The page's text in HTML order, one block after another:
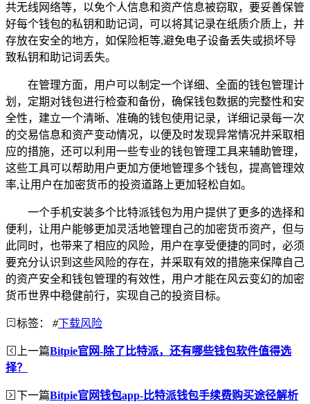
共无线网络等，以免个人信息和资产信息被窃取，要妥善保管
好每个钱包的私钥和助记词，可以将其记录在纸质介质上，并
存放在安全的地方，如保险柜等,避免电子设备丢失或损坏导
致私钥和助记词丢失。
在管理方面，用户可以制定一个详细、全面的钱包管理计
划，定期对钱包进行检查和备份，确保钱包数据的完整性和安
全性，建立一个清晰、准确的钱包使用记录，详细记录每一次
的交易信息和资产变动情况，以便及时发现异常情况并采取相
应的措施，还可以利用一些专业的钱包管理工具来辅助管理，
这些工具可以帮助用户更加方便地管理多个钱包，提高管理效
率,让用户在加密货币的投资道路上更加轻松自如。
一个手机安装多个比特派钱包为用户提供了更多的选择和
便利，让用户能够更加灵活地管理自己的加密货币资产，但与
此同时，也带来了相应的风险，用户在享受便捷的同时，必须
要充分认识到这些风险的存在，并采取有效的措施来保障自己
的资产安全和钱包管理的有效性，用户才能在风云变幻的加密
货币世界中稳健前行，实现自己的投资目标。
标签： #下载风险
上一篇Bitpie官网-除了比特派，还有哪些钱包软件值得选
择？
下一篇Bitpie官网钱包app-比特派钱包手续费购买途径解析